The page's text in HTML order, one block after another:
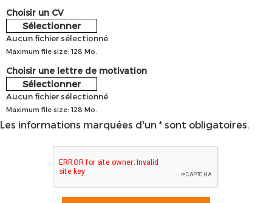
Choisir un CV
Sélectionner
Aucun fichier sélectionné
Maximum file size: 128 Mo.
Choisir une lettre de motivation
Sélectionner
Aucun fichier sélectionné
Maximum file size: 128 Mo.
Les informations marquées d'un * sont obligatoires.